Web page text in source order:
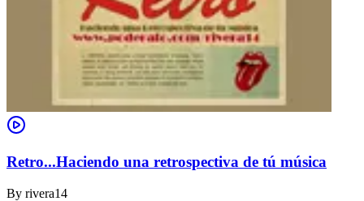
Retro...Haciendo una retrospectiva de tú música
By rivera14